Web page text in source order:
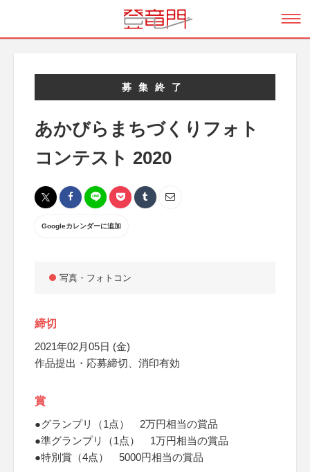
募集終了
あかびらまちづくりフォト
コンテスト 2020
Googleカレンダーに追加
写真・フォトコン
締切
2021年02月05日 (金)
作品提出・応募締切、消印有効
賞
●グランプリ（1点） 2万円相当の賞品
●準グランプリ（1点） 1万円相当の賞品
●特別賞（4点） 5000円相当の賞品